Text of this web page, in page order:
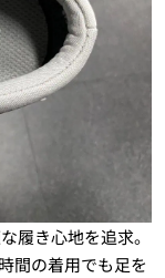
履き心地を追求。
間の着用でも足を